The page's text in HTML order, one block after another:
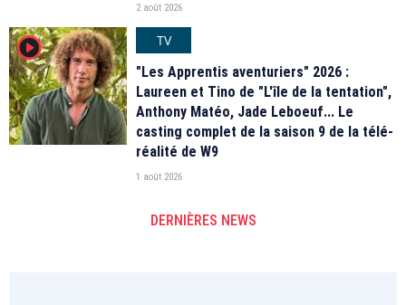
2 août 2026
player2
TV
"Les Apprentis aventuriers" 2026 :
Laureen et Tino de "L'île de la tentation",
Anthony Matéo, Jade Leboeuf... Le
casting complet de la saison 9 de la télé-
réalité de W9
1 août 2026
DERNIÈRES NEWS